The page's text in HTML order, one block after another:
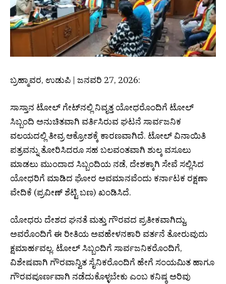
ಬ್ರಹ್ಮಾವರ, ಉಡುಪಿ | ಜನವರಿ 27, 2026:
ಸಾಸ್ತಾನ ಟೋಲ್ ಗೇಟ್‌ನಲ್ಲಿ ನಿವೃತ್ತ ಯೋಧರೊಂದಿಗೆ ಟೋಲ್
ಸಿಬ್ಬಂದಿ ಅನುಚಿತವಾಗಿ ವರ್ತಿಸಿರುವ ಘಟನೆ ಸಾರ್ವಜನಿಕ
ವಲಯದಲ್ಲಿ ತೀವ್ರ ಆಕ್ರೋಶಕ್ಕೆ ಕಾರಣವಾಗಿದೆ. ಟೋಲ್ ವಿನಾಯಿತಿ
ಪತ್ರವನ್ನು ತೋರಿಸಿದರೂ ಸಹ ಬಲವಂತವಾಗಿ ಶುಲ್ಕ ವಸೂಲು
ಮಾಡಲು ಮುಂದಾದ ಸಿಬ್ಬಂದಿಯ ನಡೆ, ದೇಶಕ್ಕಾಗಿ ಸೇವೆ ಸಲ್ಲಿಸಿದ
ಯೋಧರಿಗೆ ಮಾಡಿದ ಘೋರ ಅವಮಾನವೆಂದು ಕರ್ನಾಟಕ ರಕ್ಷಣಾ
ವೇದಿಕೆ (ಪ್ರವೀಣ್ ಶೆಟ್ಟಿ ಬಣ) ಖಂಡಿಸಿದೆ.
ಯೋಧರು ದೇಶದ ಘನತೆ ಮತ್ತು ಗೌರವದ ಪ್ರತೀಕವಾಗಿದ್ದು,
ಅವರೊಂದಿಗೆ ಈ ರೀತಿಯ ಅವಹೇಳನಕಾರಿ ವರ್ತನೆ ತೋರುವುದು
ಕ್ಷಮಾರ್ಹವಲ್ಲ. ಟೋಲ್ ಸಿಬ್ಬಂದಿಗೆ ಸಾರ್ವಜನಿಕರೊಂದಿಗೆ,
ವಿಶೇಷವಾಗಿ ಗೌರವಾನ್ವಿತ ಸೈನಿಕರೊಂದಿಗೆ ಹೇಗೆ ಸಂಯಮಿತ ಹಾಗೂ
ಗೌರವಪೂರ್ಣವಾಗಿ ನಡೆದುಕೊಳ್ಳಬೇಕು ಎಂಬ ಕನಿಷ್ಠ ಅರಿವು